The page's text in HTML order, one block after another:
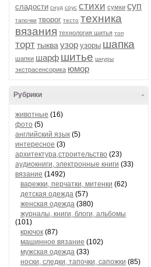
сладости снуд соус стихи сумки суп
тапочки творог тесто техника
вязания технология шитья топ
торттыква узор узоры шапка
шапки шарф шитье шнуры
экстрасенсорика юмор
-
Рубрики
животные (16)
фото (5)
английский язык (5)
интересное (3)
архитектура,строительство (23)
аудиокниги, электронные книги (33)
вязание (1492)
варежки, перчатки, митенки (62)
детская одежда (57)
женская одежда (380)
журналы, книги, блоги, альбомы
(101)
крючок (87)
машинное вязание (102)
мужская одежда (33)
носки, следки, тапочки, сапожки (85)